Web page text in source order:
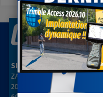
SIÈGE SOCIAL
ZAC des Grillons
208, rue de l’Ancienne